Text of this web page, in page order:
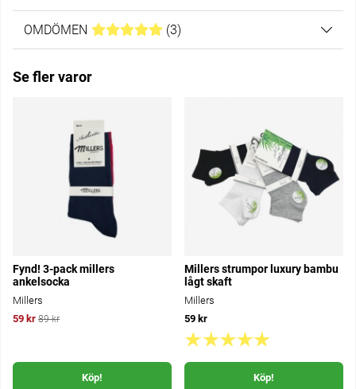
OMDÖMEN MEDELBETYG 5 AV 5 ANTAL BETYG 3
(3)
Se fler varor
Fynd! 3-pack millers
ankelsocka
Millers
59 kr 89 kr
Köp!
Millers strumpor luxury bambu
lågt skaft
Millers
59 kr
Köp!